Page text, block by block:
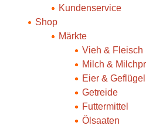
Kundenservice
Shop
Märkte
Vieh & Fleisch
Milch &
Eier & Geflügel
Getreide
Futtermittel
Ölsaaten